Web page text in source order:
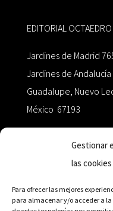
Gestionar
las cookies
Para ofrecer las mejores
para almacenar y/o acceder a
EDITORIAL
Jardines de Madrid
Jardines de Andalucía
Guadalupe, Nuevo
México 67193
+52 811.499.5638